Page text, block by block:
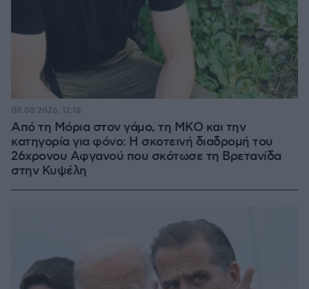
Από τη Μόρια στον γάμο, τη ΜΚΟ και την
κατηγορία για φόνο: Η σκοτεινή διαδρομή του
26χρονου Αφγανού που σκότωσε τη Βρετανίδα
στην Κυψέλη
08.08.2026, 12:18